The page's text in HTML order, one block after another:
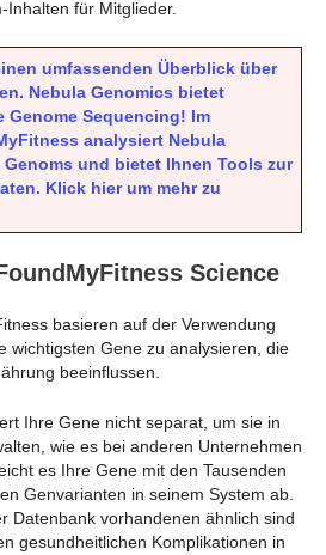
für Mitglieder.
umfassenden Überblick über
Nebula Genomics bietet
Sequencing! Im
analysiert Nebula
Genoms und bietet Ihnen Tools zur
Klick hier um mehr zu
Science
basieren auf der Verwendung
wichtigsten Gene zu analysieren, die
beeinflussen.
Ihre Gene nicht separat, um sie in
wie es bei anderen Unternehmen
es Ihre Gene mit den Tausenden
Genvarianten in seinem System ab.
Datenbank vorhandenen ähnlich sind
gesundheitlichen Komplikationen in